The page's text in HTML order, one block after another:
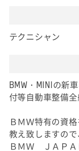
テクニシャン
BMW・MINIの新
付等自動車整備全
ＢＭＷ特有の資
教え致しますので
ＢＭＷ ＪＡＰＡ